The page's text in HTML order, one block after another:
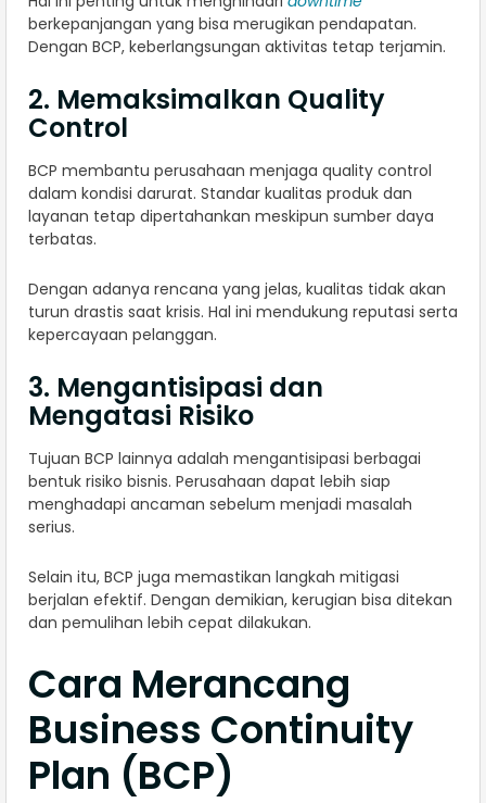
berkepanjangan yang bisa merugikan pendapatan.
Dengan BCP, keberlangsungan aktivitas tetap terjamin.
2. Memaksimalkan Quality
Control
BCP membantu perusahaan menjaga quality control
dalam kondisi darurat. Standar kualitas produk dan
layanan tetap dipertahankan meskipun sumber daya
terbatas.
Dengan adanya rencana yang jelas, kualitas tidak akan
turun drastis saat krisis. Hal ini mendukung reputasi serta
kepercayaan pelanggan.
3. Mengantisipasi dan
Mengatasi Risiko
Tujuan BCP lainnya adalah mengantisipasi berbagai
bentuk risiko bisnis. Perusahaan dapat lebih siap
menghadapi ancaman sebelum menjadi masalah
serius.
Selain itu, BCP juga memastikan langkah mitigasi
berjalan efektif. Dengan demikian, kerugian bisa ditekan
dan pemulihan lebih cepat dilakukan.
Cara Merancang
Business Continuity
Plan (BCP)